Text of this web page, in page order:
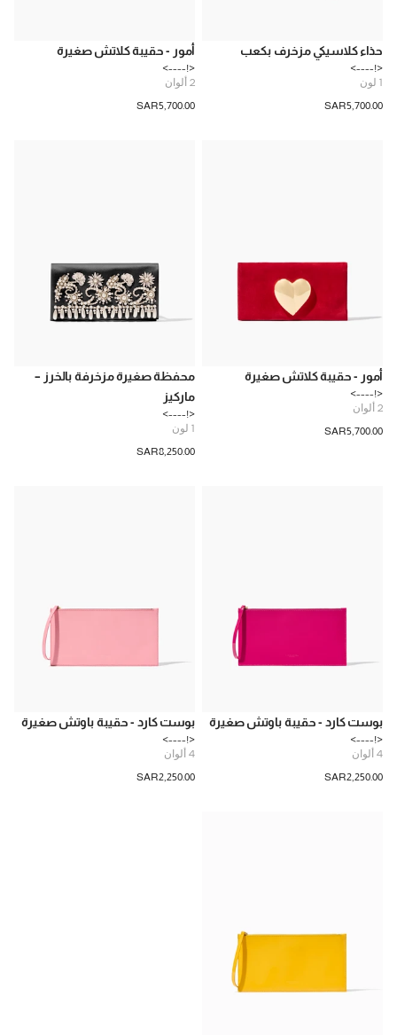
حذاء كلاسيكي مزخرف بكعب
<!---->
1 لون
SAR‌5,700.00
أمور - حقيبة كلاتش صغيرة
<!---->
2 ألوان
SAR‌5,700.00
أمور - حقيبة كلاتش صغيرة
<!---->
2 ألوان
SAR‌5,700.00
محفظة صغيرة مزخرفة بالخرز –
ماركيز
<!---->
1 لون
SAR‌8,250.00
بوست كارد - حقيبة باوتش صغيرة
<!---->
4 ألوان
SAR‌2,250.00
بوست كارد - حقيبة باوتش صغيرة
<!---->
4 ألوان
SAR‌2,250.00